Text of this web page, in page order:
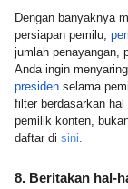
Dengan banyaknya
persiapan pemilu,
jumlah penayangan,
Anda ingin
presiden selama
filter berdasarkan
pemilik konten,
daftar di sini.
8. Beritakan hal-